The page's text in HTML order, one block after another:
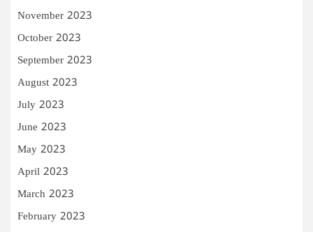
November 2023
October 2023
September 2023
August 2023
July 2023
June 2023
May 2023
April 2023
March 2023
February 2023